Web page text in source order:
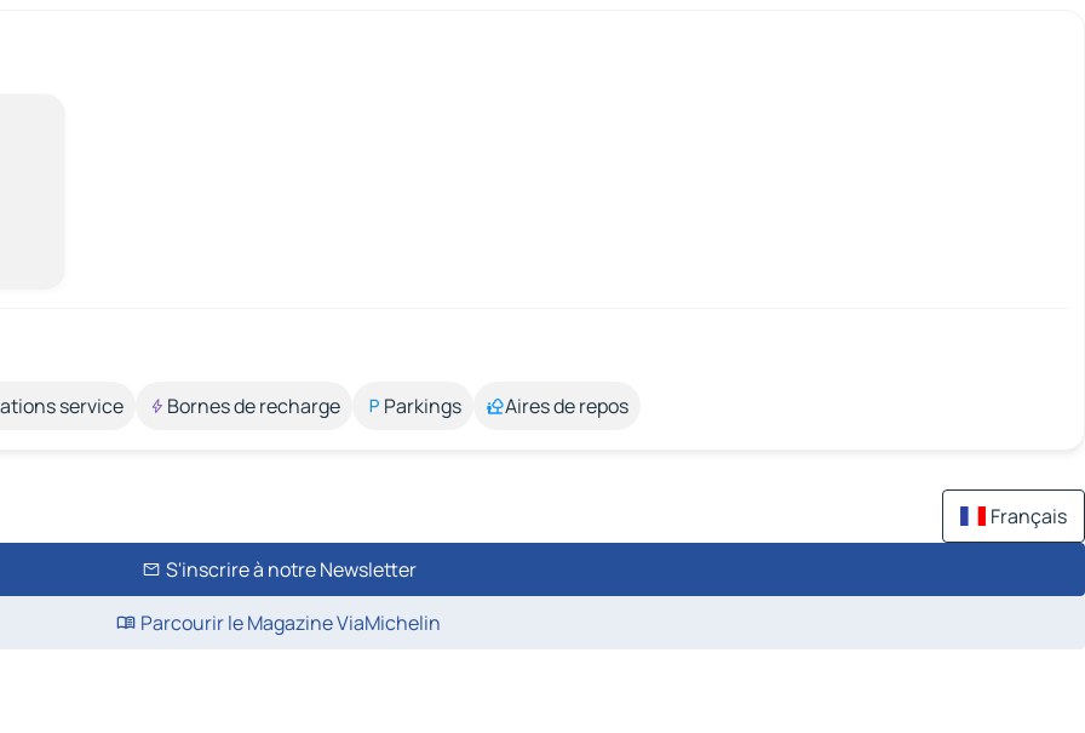
service Bornes de recharge Parkings Aires de repos
Français
S'inscrire à notre Newsletter
Parcourir le Magazine ViaMichelin